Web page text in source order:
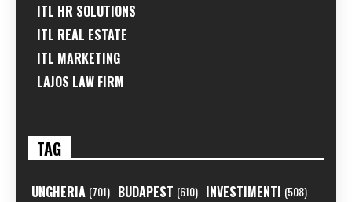
ITL HR SOLUTIONS
ITL REAL ESTATE
ITL MARKETING
LAJOS LAW FIRM
TAG
UNGHERIA (701) BUDAPEST (610) INVESTIMENTI (508)